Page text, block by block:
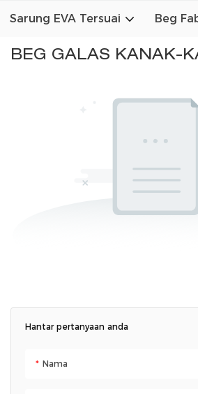
Sarung EVA Tersuai Beg
BEG GALAS KANAK-
Hantar pertanyaan anda
Nama